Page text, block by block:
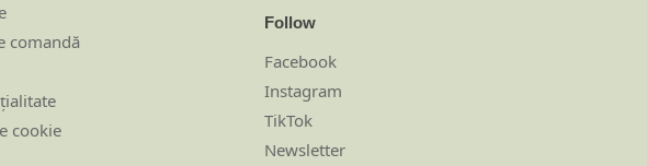
comandă
cookie
Follow
Facebook
Instagram
TikTok
Newsletter